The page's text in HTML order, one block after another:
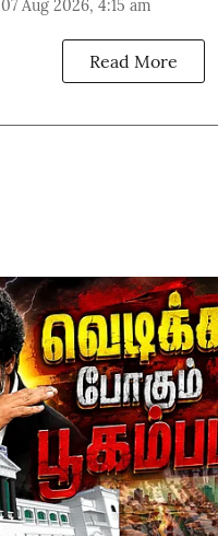
07 Aug 2026, 4:15 am
Read More